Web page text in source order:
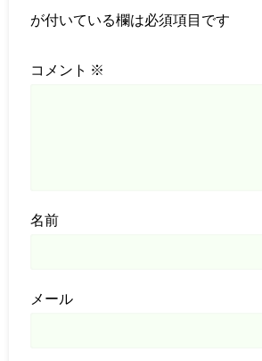
が付いている欄は必須項目です
コメント ※
名前
メール